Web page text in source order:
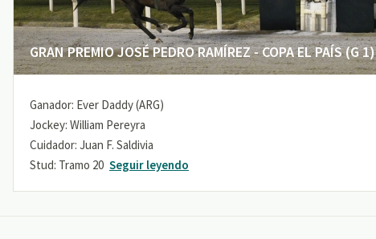
GRAN PREMIO JOSÉ PEDRO RAMÍREZ - COPA EL PAÍS (G 1)
Ganador: Ever Daddy (ARG)
Jockey: William Pereyra
Cuidador: Juan F. Saldivia
Stud: Tramo 20 Seguir leyendo